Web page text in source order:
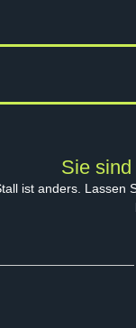
Sie
ist anders. Lassen